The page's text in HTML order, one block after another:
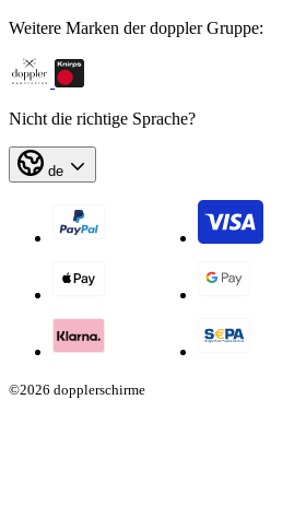
Weitere Marken der doppler Gruppe:
Nicht die richtige Sprache?
de
©2026 dopplerschirme